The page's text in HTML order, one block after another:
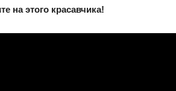
на этого красавчика!